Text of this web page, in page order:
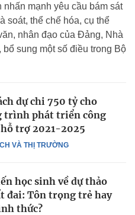
mạnh yêu cầu bám sát
soát, thể chế hóa, cụ thể
nhân đạo của Đảng, Nhà
sung một số điều trong Bộ
VÀ THỊ TRƯỜNG
dự chi 750 tỷ cho
trình phát triển công
trợ 2021-2025
học sinh về dự thảo
đai: Tôn trọng trẻ hay
thức?